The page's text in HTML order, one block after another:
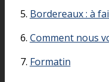
Bordereaux : à
Comment nous
Formatin